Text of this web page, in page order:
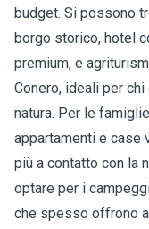
budget. Si possono
borgo storico, hotel
premium, e
Conero, ideali per
natura. Per le
appartamenti e case
più a contatto con la
optare per i
che spesso offrono